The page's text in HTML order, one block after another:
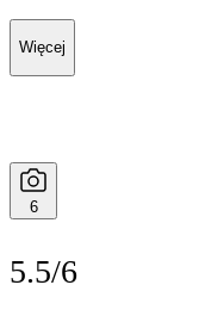
Więcej
6
5.5/6